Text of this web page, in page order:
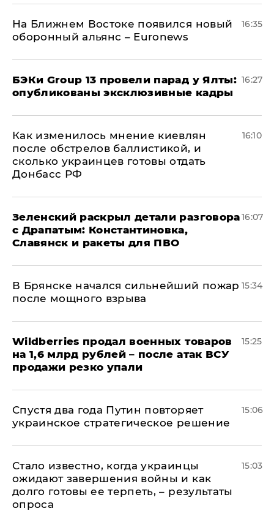
На Ближнем Востоке появился новый
оборонный альянс – Euronews
16:35
​БЭКи Group 13 провели парад у Ялты:
опубликованы эксклюзивные кадры
16:27
Как изменилось мнение киевлян
после обстрелов баллистикой, и
сколько украинцев готовы отдать
Донбасс РФ
16:10
​Зеленский раскрыл детали разговора
с Драпатым: Константиновка,
Славянск и ракеты для ПВО
16:07
В Брянске начался сильнейший пожар
после мощного взрыва
15:34
​Wildberries продал военных товаров
на 1,6 млрд рублей – после атак ВСУ
продажи резко упали
15:25
Спустя два года Путин повторяет
украинское стратегическое решение
15:06
Стало известно, когда украинцы
ожидают завершения войны и как
долго готовы ее терпеть, – результаты
опроса
15:03